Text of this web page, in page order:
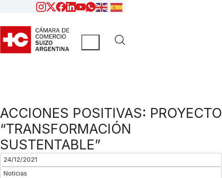
ACCIONES POSITIVAS: PROYECTO
“TRANSFORMACIÓN
SUSTENTABLE”
24/12/2021
Noticias